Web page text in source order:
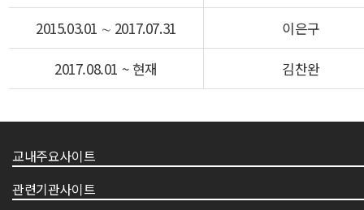
2015.03.01 ∼ 2017.07.31
이은구
2017.08.01 ~ 현재
김찬완
교내주요사이트
관련기관사이트